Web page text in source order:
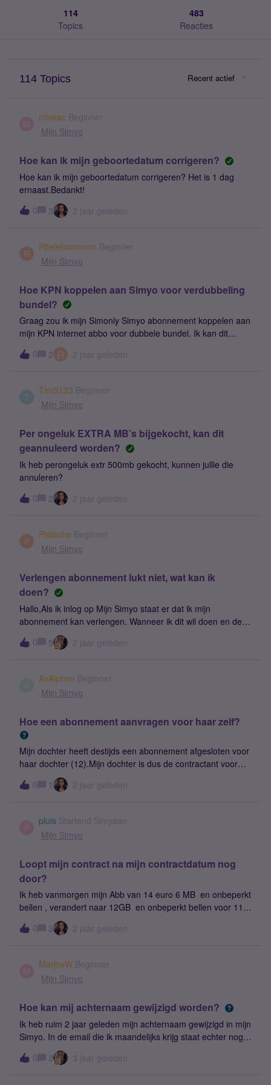
114
Topics
483
Reacties
114 Topics Recent actief
miekec Beginner
Mijn Simyo
Hoe kan ik mijn geboortedatum corrigeren?
Hoe kan ik mijn geboortedatum corrigeren? Het is 1 dag
ernaast.Bedankt!
0
3 2 jaar geleden
R
Rjtelefoonnnnn Beginner
Mijn Simyo
Hoe KPN koppelen aan Simyo voor verdubbeling
bundel?
Graag zou ik mijn Simonly Simyo abonnement koppelen aan
mijn KPN internet abbo voor dubbele bundel. Ik kan dit
alleen doen bij het afsluiten van een nieuw abonnement. De
link op KPN.nl is dood. Kan ik op een bestaand abonnement
0 2 R 2 jaar geleden
T
TimS123 Beginner
Mijn Simyo
Per ongeluk EXTRA MB’s bijgekocht, kan dit
geannuleerd worden?
Ik heb perongeluk extr 500mb gekocht, kunnen jullie die
annuleren?
0
2 2 jaar geleden
P
Pistache Beginner
Mijn Simyo
Verlengen abonnement lukt niet, wat kan ik
doen?
Hallo,Als ik inlog op Mijn Simyo staat er dat ik mijn
abonnement kan verlengen. Wanneer ik dit wil doen en de
bundels en looptijd gekozen heb kan ik echter niet op de
knop ‘Kies deze bundels’ of ‘Bestellen’ klikken. Deze blijft
0 5 2 jaar geleden
AvAlphen Beginner
Mijn Simyo
Hoe een abonnement aanvragen voor haar zelf?
Mijn dochter heeft destijds een abonnement afgesloten voor
haar dochter (12).Mijn dochter is dus de contractant voor
mijn kleindochter.Ze heeft op haar telefoon de Simyo app
staan en deze staat ook op de telefoon van mijn
Simyo (ze zit nu nog bij KPN).Hoe kan ze dit het beste
aanvragen in de Simyo app?Moet ze de optie “Bestel voor
een familielid” gebruiken in de app?
0 1 2 jaar geleden
pluis Startend Simyaan
Mijn Simyo
Loopt mijn contract na mijn contractdatum nog
door?
Ik heb vanmorgen mijn Abb van 14 euro 6 MB en onbeperkt
bellen , verandert naar 12GB en onbeperkt bellen voor 11
euro er staat voor 2 jaar . En mijn vraag is gaat dit na 2 jaar
gewoon door ? , ik ben 80 jaar , en ben gewoon blij als alles
aangepast i.v.m. vindbaarheid.
0 3 2 jaar geleden
MarjovW Beginner
Mijn Simyo
Hoe kan mij achternaam gewijzigd worden?
Ik heb ruim 2 jaar geleden mijn achternaam gewijzigd in mijn
Simyo. In de email die ik maandelijks krijg staat echter nog
altijd de oude achternaam.Admin: Titel aangepast vanwege
vindbaarheid.
0 2 3 jaar geleden